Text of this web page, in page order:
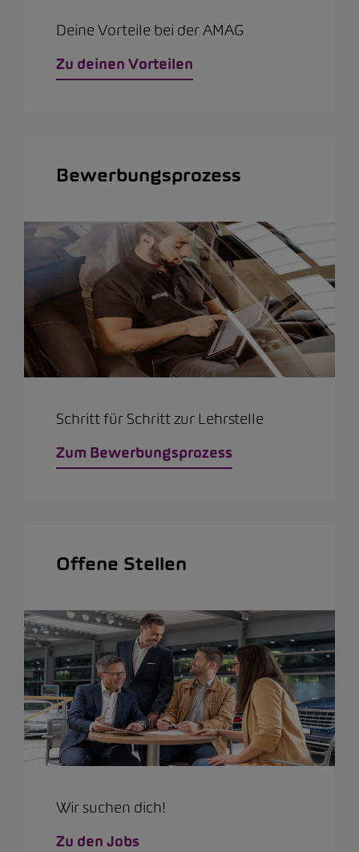
Deine Vorteile bei der AMAG
Zu deinen Vorteilen
Bewerbungsprozess
Schritt für Schritt zur Lehrstelle
Zum Bewerbungsprozess
Offene Stellen
Wir suchen dich!
Zu den Jobs